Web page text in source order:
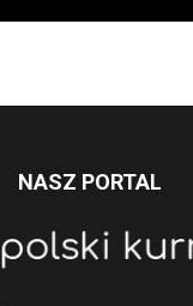
NASZ PORTAL